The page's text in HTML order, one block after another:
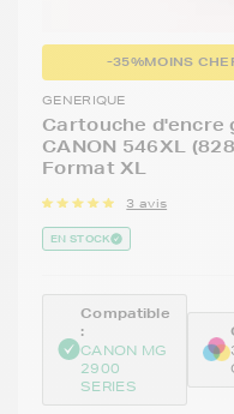
-35%MOINS
GENERIQUE
Cartouche d'encre
CANON 546XL
Format XL
3 avis
EN STOCK
Compatible
:
CANON MG
2900
SERIES